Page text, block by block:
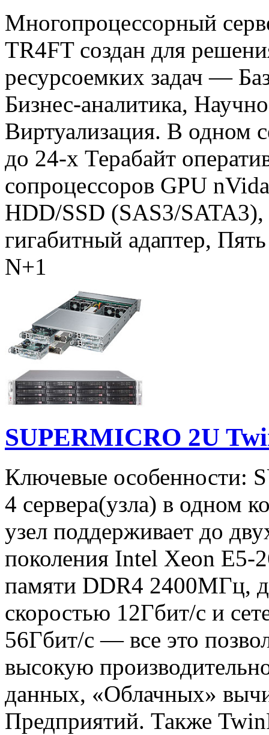
Многопроцессорный
TR4FT создан для
ресурсоемких задач —
Бизнес-аналитика,
Виртуализация. В одном
до 24-х Терабайт
сопроцессоров GPU
HDD/SSD (SAS3/
гигабитный адаптер,
N+1
SUPERMICRO 2U
Ключевые особенности:
4 сервера(узла) в одном
узел поддерживает до
поколения Intel Xeon E5-
памяти DDR4 2400МГц,
скоростью 12Гбит/с и
56Гбит/с — все это
высокую
данных, «Облачных»
Предприятий. Также